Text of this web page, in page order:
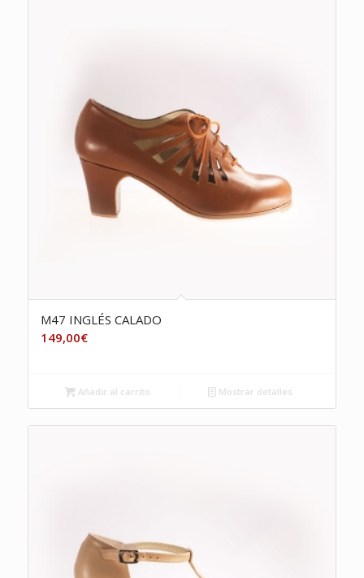
M47 INGLÉS CALADO
149,00€
Añadir al carrito Mostrar detalles